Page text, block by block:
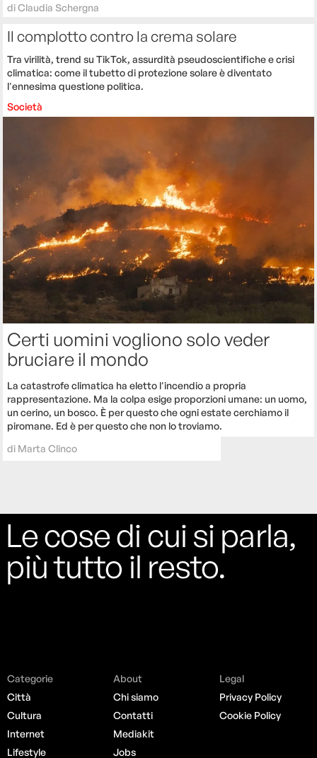
diClaudia Schergna
Il complotto contro la crema solare
Tra virilità, trend su TikTok, assurdità pseudoscientifiche e crisi
climatica: come il tubetto di protezione solare è diventato
l'ennesima questione politica.
Società
Certi uomini vogliono solo veder
bruciare il mondo
La catastrofe climatica ha eletto l'incendio a propria
rappresentazione. Ma la colpa esige proporzioni umane: un uomo,
un cerino, un bosco. È per questo che ogni estate cerchiamo il
piromane. Ed è per questo che non lo troviamo.
di Marta Clinco
Le cose di cui si parla,
più tutto il resto.
Categorie
Città
Cultura
Internet
Lifestyle
About
Chi siamo
Contatti
Mediakit
Jobs
Legal
Privacy Policy
Cookie Policy